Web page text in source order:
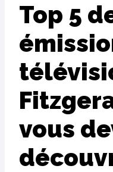
Top 5
vous